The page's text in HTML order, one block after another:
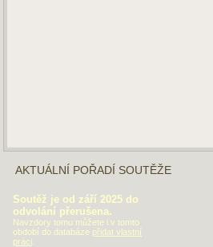
AKTUÁLNÍ POŘADÍ SOUTĚŽE
Soutěž je od září 2025 do
odvolání přerušena.
Navzdory tomu můžete i v tomto
období do databáze přidat vlastní
práci.